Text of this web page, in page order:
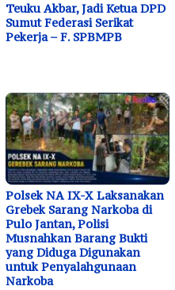
Teuku Akbar, Jadi Ketua DPD
Sumut Federasi Serikat
Pekerja – F. SPBMPB
Polsek NA IX-X Laksanakan
Grebek Sarang Narkoba di
Pulo Jantan, Polisi
Musnahkan Barang Bukti
yang Diduga Digunakan
untuk Penyalahgunaan
Narkoba